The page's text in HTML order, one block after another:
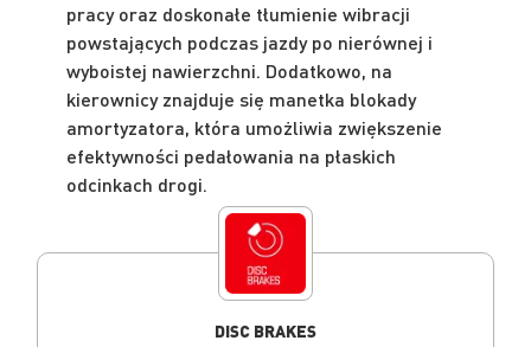
pracy oraz doskonałe tłumienie wibracji
powstających podczas jazdy po nierównej i
wyboistej nawierzchni. Dodatkowo, na
kierownicy znajduje się manetka blokady
amortyzatora, która umożliwia zwiększenie
efektywności pedałowania na płaskich
odcinkach drogi.
DISC BRAKES